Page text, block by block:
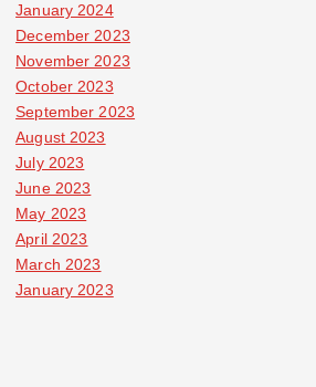
January 2024
December 2023
November 2023
October 2023
September 2023
August 2023
July 2023
June 2023
May 2023
April 2023
March 2023
January 2023